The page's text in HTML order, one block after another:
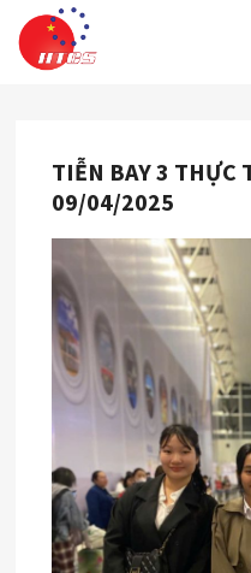
content
CÔNG TY CỔ PHẦN
TIỄN BAY 3 THỰC
09/04/2025